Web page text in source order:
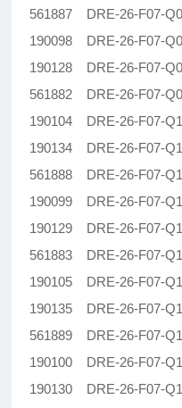
561887 DRE-26-F07-
190098 DRE-26-F07-
190128 DRE-26-F07-
561882 DRE-26-F07-
190104 DRE-26-F07-
190134 DRE-26-F07-
561888 DRE-26-F07-
190099 DRE-26-F07-
190129 DRE-26-F07-
561883 DRE-26-F07-
190105 DRE-26-F07-
190135 DRE-26-F07-
561889 DRE-26-F07-
190100 DRE-26-F07-
190130 DRE-26-F07-